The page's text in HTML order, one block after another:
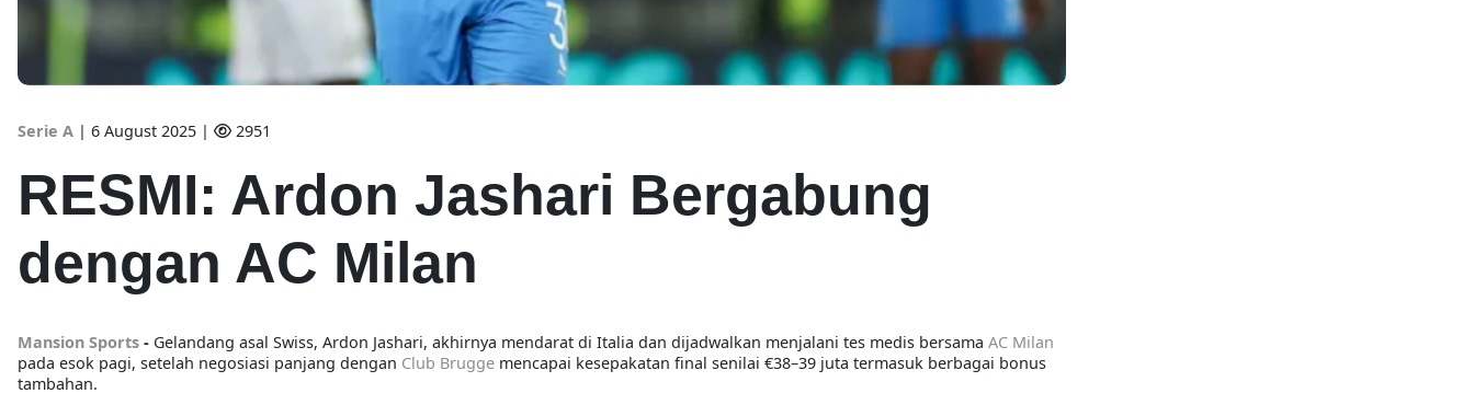
Serie A | 6 August 2025 | 2951
RESMI: Ardon Jashari Bergabung
dengan AC Milan
Mansion Sports - Gelandang asal Swiss, Ardon Jashari, akhirnya mendarat di Italia dan dijadwalkan menjalani tes medis bersama AC Milan
pada esok pagi, setelah negosiasi panjang dengan Club Brugge mencapai kesepakatan final senilai €38–39 juta termasuk berbagai bonus
tambahan.